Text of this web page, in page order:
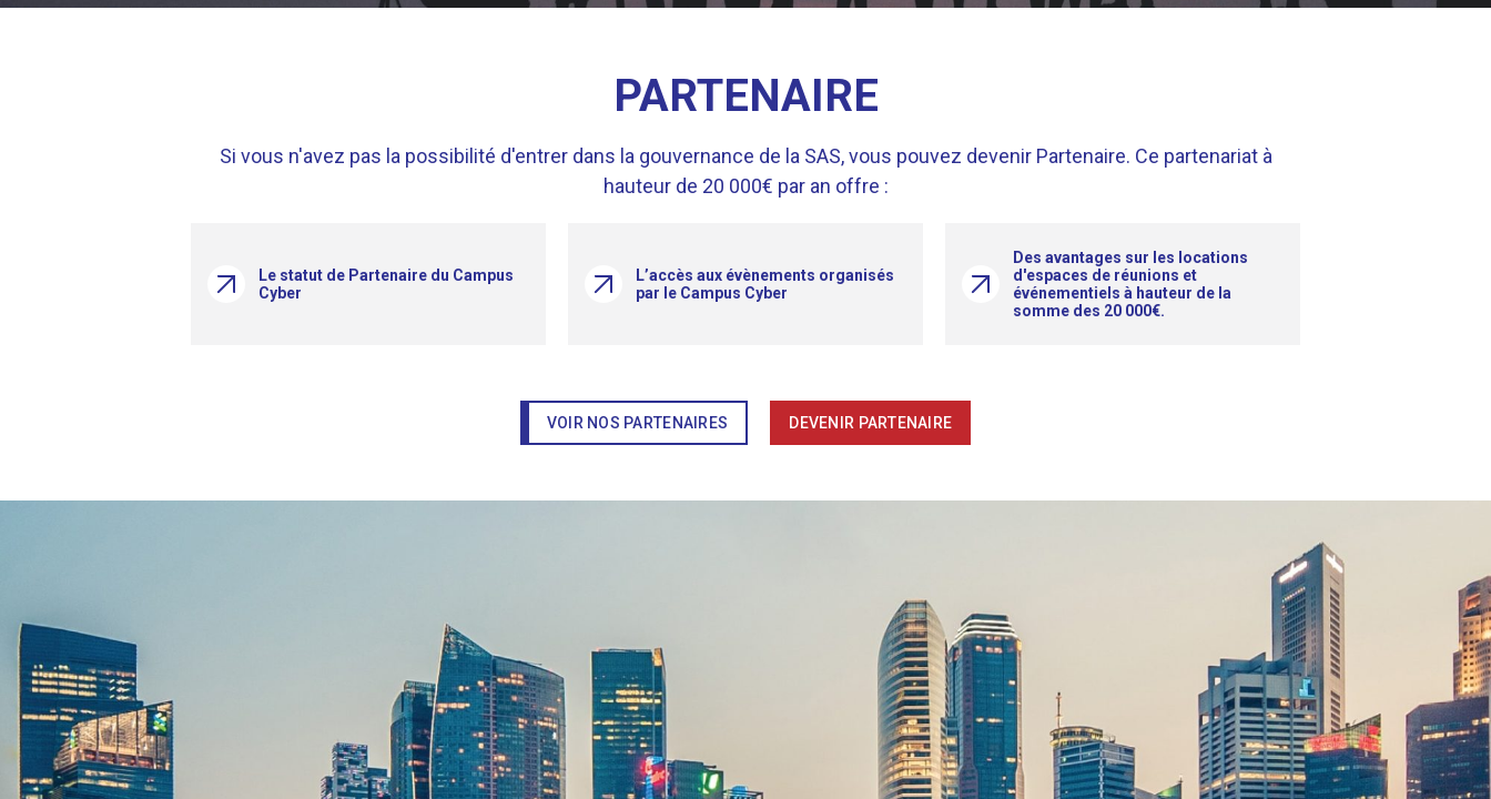
PARTENAIRE
Si vous n'avez pas la possibilité d'entrer dans la gouvernance de la SAS, vous pouvez devenir Partenaire. Ce partenariat à
hauteur de 20 000€ par an offre :
Le statut de Partenaire du Campus
Cyber
L’accès aux évènements organisés
par le Campus Cyber
Des avantages sur les locations
d'espaces de réunions et
événementiels à hauteur de la
somme des 20 000€.
VOIR NOS PARTENAIRES DEVENIR PARTENAIRE